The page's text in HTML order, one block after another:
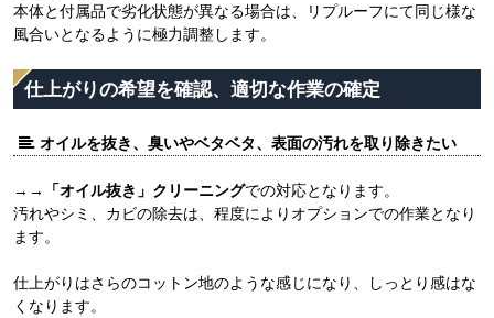
本体と付属品で劣化状態が異なる場合は、リプルーフにて同じ様な
風合いとなるように極力調整します。
仕上がりの希望を確認、適切な作業の確定
オイルを抜き、臭いやベタベタ、表面の汚れを取り除きたい
→→ 「オイル抜き」クリーニングでの対応となります。
汚れやシミ、カビの除去は、程度によりオプションでの作業となり
ます。
仕上がりはさらのコットン地のような感じになり、しっとり感はな
くなります。